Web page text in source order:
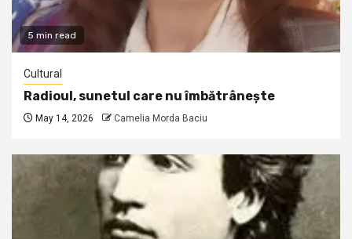
5 min read
Cultural
Radioul, sunetul care nu îmbătrânește
May 14, 2026 Camelia Morda Baciu